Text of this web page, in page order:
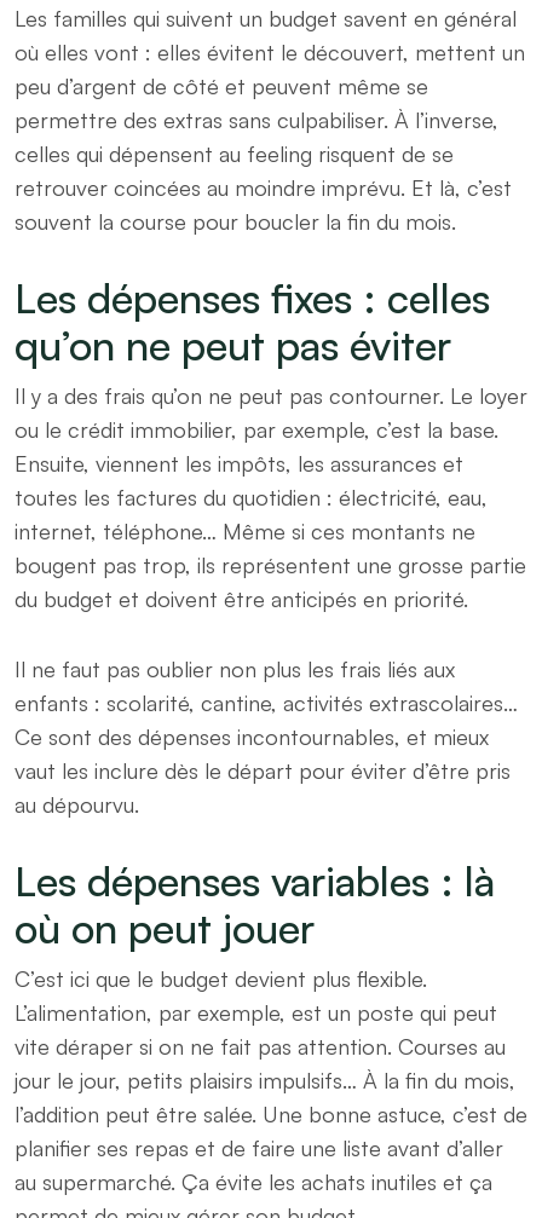
Les familles qui suivent un budget savent en général
où elles vont : elles évitent le découvert, mettent un
peu d’argent de côté et peuvent même se
permettre des extras sans culpabiliser. À l’inverse,
celles qui dépensent au feeling risquent de se
retrouver coincées au moindre imprévu. Et là, c’est
souvent la course pour boucler la fin du mois.
Les dépenses fixes : celles
qu’on ne peut pas éviter
Il y a des frais qu’on ne peut pas contourner. Le loyer
ou le crédit immobilier, par exemple, c’est la base.
Ensuite, viennent les impôts, les assurances et
toutes les factures du quotidien : électricité, eau,
internet, téléphone… Même si ces montants ne
bougent pas trop, ils représentent une grosse partie
du budget et doivent être anticipés en priorité.
Il ne faut pas oublier non plus les frais liés aux
enfants : scolarité, cantine, activités extrascolaires…
Ce sont des dépenses incontournables, et mieux
vaut les inclure dès le départ pour éviter d’être pris
au dépourvu.
Les dépenses variables : là
où on peut jouer
C’est ici que le budget devient plus flexible.
L’alimentation, par exemple, est un poste qui peut
vite déraper si on ne fait pas attention. Courses au
jour le jour, petits plaisirs impulsifs… À la fin du mois,
l’addition peut être salée. Une bonne astuce, c’est de
planifier ses repas et de faire une liste avant d’aller
au supermarché. Ça évite les achats inutiles et ça